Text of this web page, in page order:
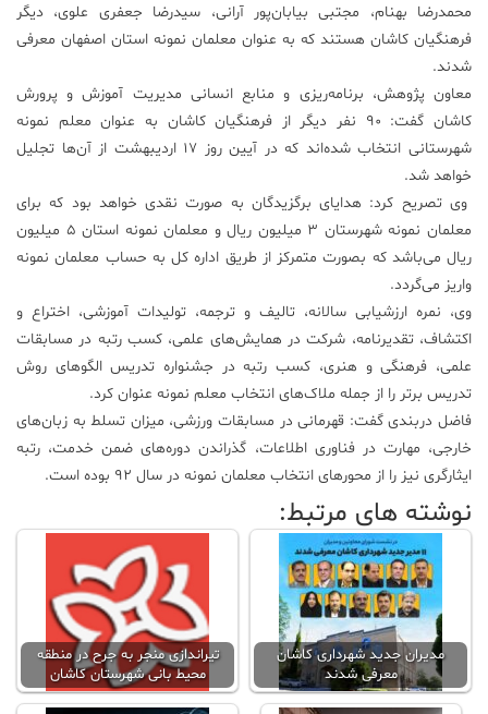
پادکست
فرهنگی
و
هنری
محمدرضا بهنام، مجتبی بیابان‌پور آرانی، سیدرضا جعفری علوی، دیگر
فرهنگیان کاشان هستند که به عنوان معلمان نمونه استان اصفهان معرفی
شدند.
معاون پژوهش، برنامه‌ریزی و منابع انسانی مدیریت آموزش و پرورش
کاشان گفت: ۹۰ نفر دیگر از فرهنگیان کاشان به عنوان معلم نمونه
شهرستانی انتخاب شده‌اند که در آیین روز ۱۷ اردیبهشت از آن‌ها تجلیل
خواهد شد.
وی تصریح کرد: هدایای برگزیدگان به صورت نقدی خواهد بود که برای
معلمان نمونه شهرستان ۳ میلیون ریال و معلمان نمونه استان ۵ میلیون
ریال می‌باشد که بصورت متمرکز از طریق اداره کل به حساب معلمان نمونه
واریز می‌گردد.
وی، نمره ارزشیابی سالانه، تالیف و ترجمه، تولیدات آموزشی، اختراع و
اکتشاف، تقدیرنامه، شرکت در همایش‌های علمی، کسب رتبه در مسابقات
علمی، فرهنگی و هنری، کسب رتبه در جشنواره تدریس الگوهای روش
تدریس برتر را از جمله ملاک‌های انتخاب معلم نمونه عنوان کرد.
فاضل دربندی گفت: قهرمانی در مسابقات ورزشی، میزان تسلط به زبان‌های
خارجی، مهارت در فناوری اطلاعات، گذراندن دوره‌های ضمن خدمت، رتبه
ایثارگری نیز را از محورهای انتخاب معلمان نمونه در سال ۹۲ بوده است.
نوشته های مرتبط:
مدیران جدید شهرداری کاشان
معرفی شدند
تیراندازی منجر به جرح در منطقه
محیط بانی شهرستان کاشان